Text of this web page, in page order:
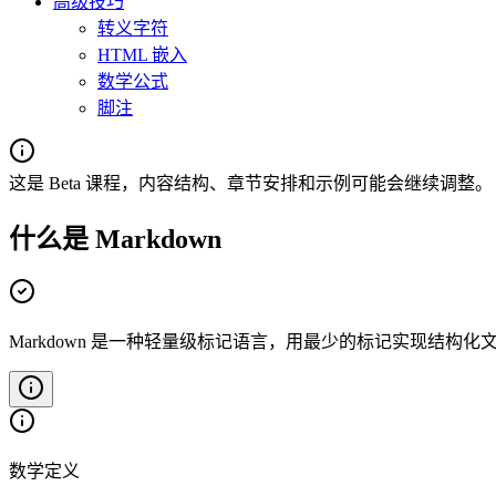
转义字符
HTML 嵌入
数学公式
脚注
这是 Beta 课程，内容结构、章节安排和示例可能会继续调整。
什么是 Markdown
Markdown 是一种轻量级标记语言，用最少的标记实现结构化
数学定义